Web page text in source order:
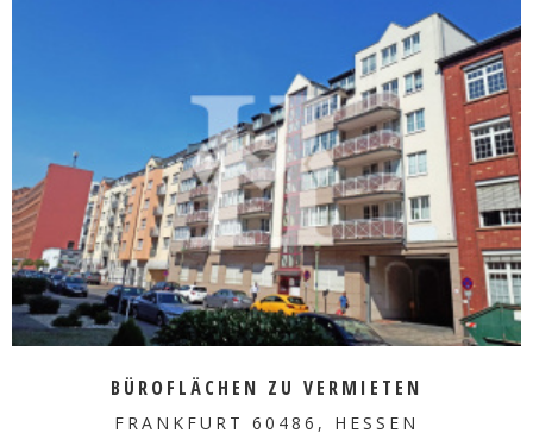
MEHR ERFAHREN
BÜROFLÄCHEN ZU VERMIETEN
FRANKFURT 60486, HESSEN